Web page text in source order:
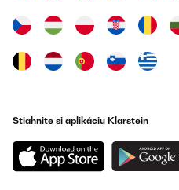
Stiahnite si aplikáciu Klarstein